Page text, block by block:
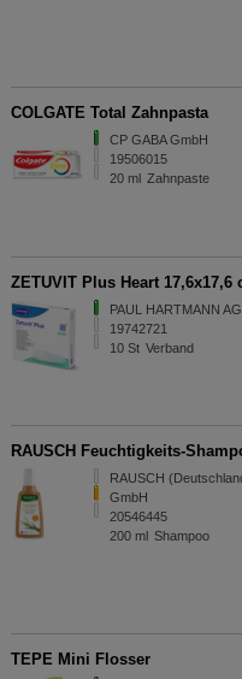
COLGATE Total Zahnpasta
CP GABA GmbH
19506015
20 ml Zahnpaste
ZETUVIT Plus Heart 17,6x17,6
PAUL HARTMANN AG
19742721
10 St Verband
RAUSCH Feuchtigkeits-
RAUSCH
GmbH
20546445
200 ml Shampoo
TEPE Mini Flosser